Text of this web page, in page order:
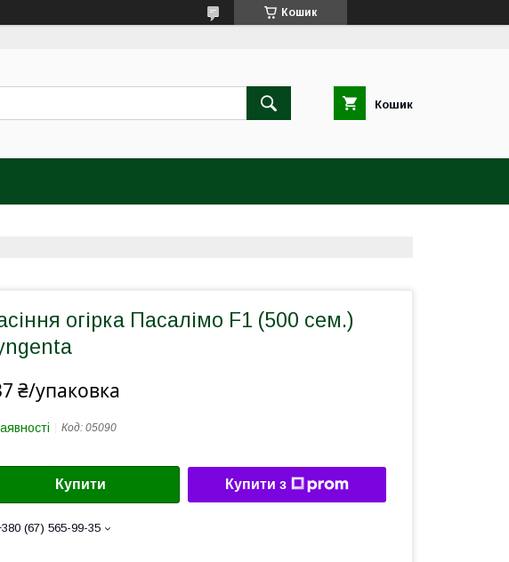
Кошик
Кошик
огірка Пасалімо F1 (500 сем.)
₴/упаковка
Код: 05090
Купити Купити з
(67) 565-99-35